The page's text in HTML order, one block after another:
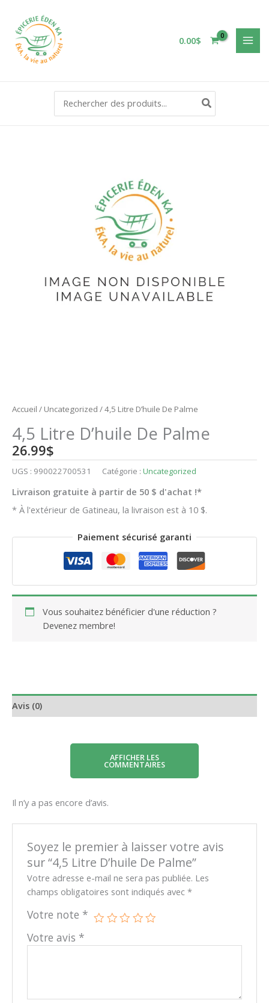
contenu
0.00$
Accueil / Uncategorized / 4,5 Litre D’huile De Palme
4,5 Litre D’huile De Palme
26.99$
UGS : 990022700531 Catégorie : Uncategorized
Livraison gratuite à partir de 50 $ d'achat !*
* À l'extérieur de Gatineau, la livraison est à 10 $.
Paiement sécurisé garanti
Vous souhaitez bénéficier d'une réduction ?
Devenez membre!
Avis (0)
AFFICHER LES
COMMENTAIRES
Il n’y a pas encore d’avis.
Soyez le premier à laisser votre avis
sur “4,5 Litre D’huile De Palme”
Votre adresse e-mail ne sera pas publiée. Les
champs obligatoires sont indiqués avec*
Votre note *
Votre avis *